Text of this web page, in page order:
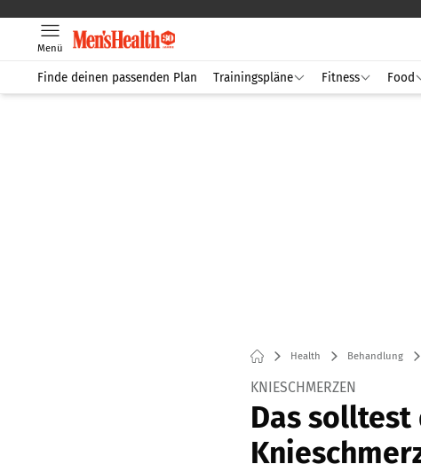
Menü
Finde deinen passenden Plan Trainingspläne Fitness Food
Health Behandlung
KNIESCHMERZEN
Das